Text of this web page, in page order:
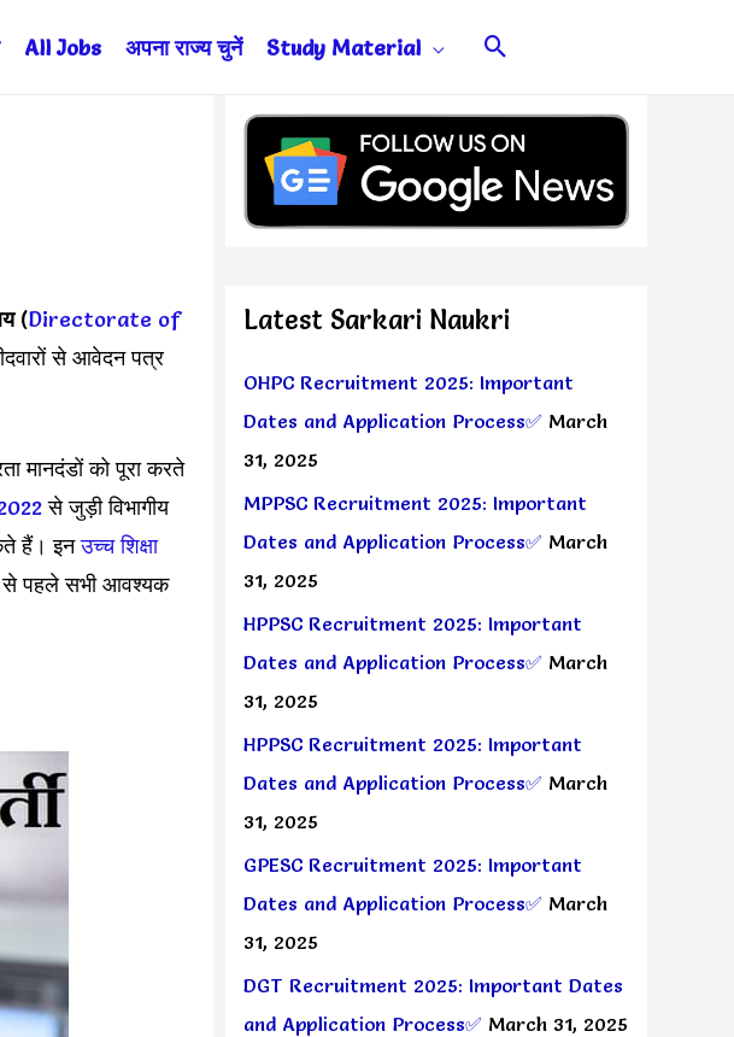
All Jobs अपना राज्य चुनें Study Material Search
(Directorate of
से आवेदन पत्र
मानदंडों को पूरा करते
से जुड़ी विभागीय
हैं। इनउच्च शिक्षा
पहले सभी आवश्यक
Latest Sarkari Naukri
OHPC Recruitment 2025: Important
Dates and Application Process✅ March
31, 2025
MPPSC Recruitment 2025: Important
Dates and Application Process✅ March
31, 2025
HPPSC Recruitment 2025: Important
Dates and Application Process✅ March
31, 2025
HPPSC Recruitment 2025: Important
Dates and Application Process✅ March
31, 2025
GPESC Recruitment 2025: Important
Dates and Application Process✅ March
31, 2025
DGT Recruitment 2025: Important Dates
and Application Process✅ March 31, 2025